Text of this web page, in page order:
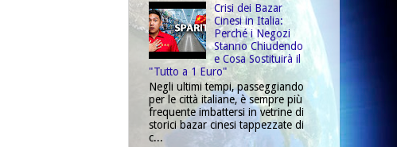
Crisi dei Bazar
Cinesi in Italia:
Perché i Negozi
Stanno Chiudendo
e Cosa Sostituirà il
"Tutto a 1 Euro"
Negli ultimi tempi, passeggiando
per le città italiane, è sempre più
frequente imbattersi in vetrine di
storici bazar cinesi tappezzate di
c...